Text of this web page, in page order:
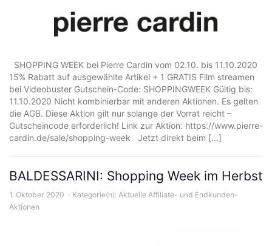
SHOPPING WEEK bei Pierre Cardin vom 02.10. bis 11.10.2020
15% Rabatt auf ausgewählte Artikel + 1 GRATIS Film streamen
bei Videobuster Gutschein-Code: SHOPPINGWEEK Gültig bis:
11.10.2020 Nicht kombinierbar mit anderen Aktionen. Es gelten
die AGB. Diese Aktion gilt nur solange der Vorrat reicht –
Gutscheincode erforderlich! Link zur Aktion: https://www.pierre-
cardin.de/sale/shopping-week Jetzt direkt beim […]
BALDESSARINI: Shopping Week im Herbst
1. Oktober 2020 Kategorie(n): Aktuelle Affiliate- und Endkunden-
Aktionen